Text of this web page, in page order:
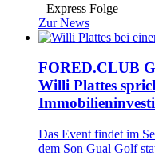
Express Folge
Zur News
FORED.CLUB
Willi Plattes
Das Event findet im
dem Son Gual Golf